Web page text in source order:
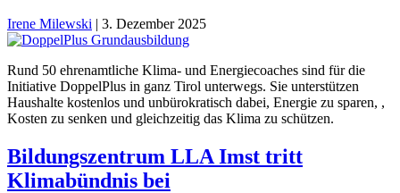
Irene Milewski | 3. Dezember 2025
Rund 50 ehrenamtliche Klima- und Energiecoaches sind für die
Initiative DoppelPlus in ganz Tirol unterwegs. Sie unterstützen
Haushalte kostenlos und unbürokratisch dabei, Energie zu sparen, ,
Kosten zu senken und gleichzeitig das Klima zu schützen.
Bildungszentrum LLA Imst tritt
Klimabündnis bei